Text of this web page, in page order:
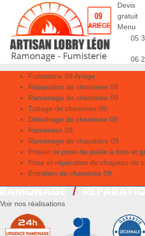
Devis
gratuit
Menu
05
06
Fumisterie 09 Ariège
Réparation de chmeinée 09
Ramonage de cheminée 09
Tubage de cheminée 09
Débistrage de cheminée 09
Ramoneur 09
Ramonage de chaudière 09
Poseur et pose de poêle à bois et
Pose et réparation de chapeau de
Entretien de cheminée 09
Voir nos réalisations